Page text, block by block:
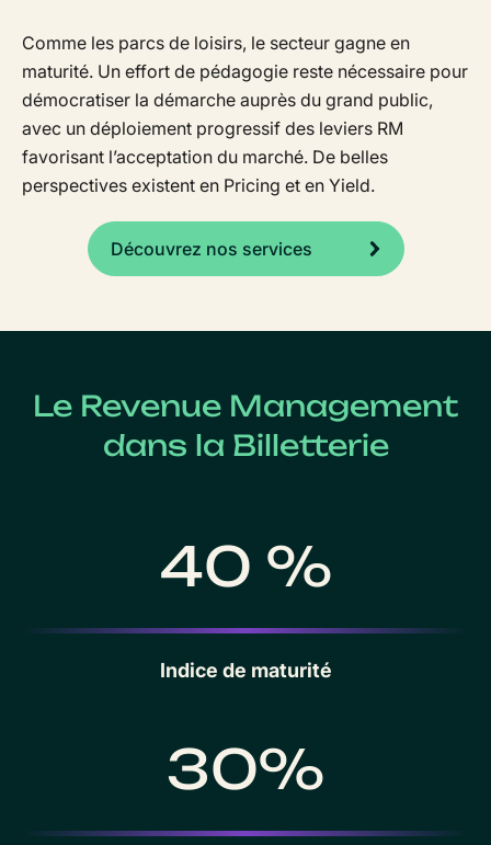
Comme les parcs de loisirs, le secteur gagne en
maturité. Un effort de pédagogie reste nécessaire pour
démocratiser la démarche auprès du grand public,
avec un déploiement progressif des leviers RM
favorisant l’acceptation du marché. De belles
perspectives existent en Pricing et en Yield.
Découvrez nos services
Le Revenue Management
dans la Billetterie
40 %
Indice de maturité
30%